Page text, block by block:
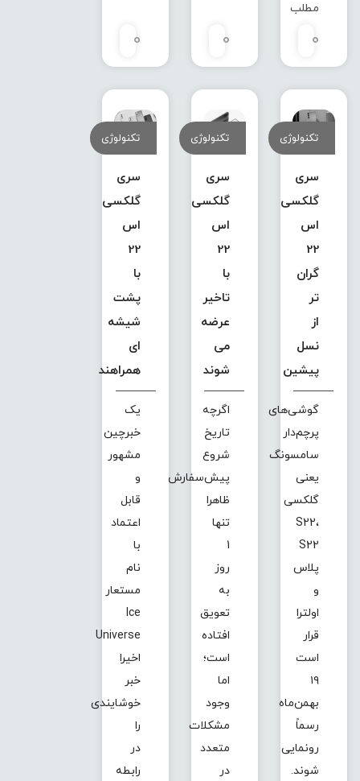
مطلب
0
0
0
تکنولوژی
سری
گلکسی
اس
22
گران
تر
از
نسل
پیشین
گوشی‌های
پرچم‌دار
سامسونگ
یعنی
گلکسی
S22،
S22
پلاس
و
اولترا
قرار
است
۱۹
بهمن‌ماه
رسماً
رونمایی
شوند.
تکنولوژی
سری
گلکسی
اس
22
با
تاخیر
عرضه
می
شوند
اگرچه
تاریخ
شروع
پیش‌سفارش
ظاهرا
تنها
1
روز
به
تعویق
افتاده
است؛
اما
وجود
مشکلات
متعدد
در
تکنولوژی
سری
گلکسی
اس
22
با
پشت
شیشه
ای
همراهند
یک
خبرچین
مشهور
و
قابل
اعتماد
با
نام
مستعار
Ice
Universe
اخیرا
خبر
خوشایندی
را
در
رابطه